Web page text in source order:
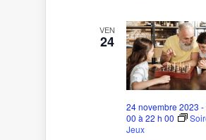
VEN
24
24 novembre 2023 -
00 à 22 h 00
Jeux